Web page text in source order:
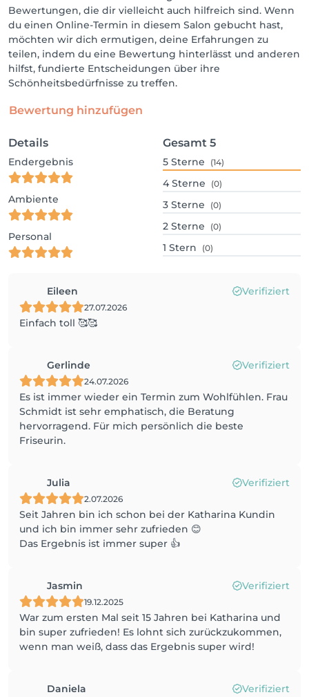
Bewertungen, die dir vielleicht auch hilfreich sind. Wenn
du einen Online-Termin in diesem Salon gebucht hast,
möchten wir dich ermutigen, deine Erfahrungen zu
teilen, indem du eine Bewertung hinterlässt und anderen
hilfst, fundierte Entscheidungen über ihre
Schönheitsbedürfnisse zu treffen.
Bewertung hinzufügen
Details
Endergebnis
Ambiente
Personal
Gesamt 5
5 Sterne (14)
4 Sterne (0)
3 Sterne (0)
2 Sterne (0)
1 Stern (0)
Eileen Verifiziert
27.07.2026
Einfach toll 🥰🥰
Gerlinde Verifiziert
24.07.2026
Es ist immer wieder ein Termin zum Wohlfühlen. Frau
Schmidt ist sehr emphatisch, die Beratung
hervorragend. Für mich persönlich die beste
Friseurin.
Julia Verifiziert
2.07.2026
Seit Jahren bin ich schon bei der Katharina Kundin
und ich bin immer sehr zufrieden 😊
Das Ergebnis ist immer super 👍
Jasmin Verifiziert
19.12.2025
War zum ersten Mal seit 15 Jahren bei Katharina und
bin super zufrieden! Es lohnt sich zurückzukommen,
wenn man weiß, dass das Ergebnis super wird!
Daniela Verifiziert